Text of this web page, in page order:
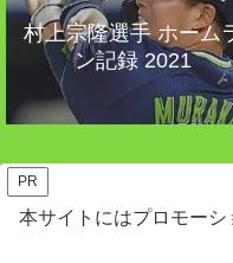
村上宗隆選手 ホーム
ン記録 2021
PR
本サイトにはプロモーシ